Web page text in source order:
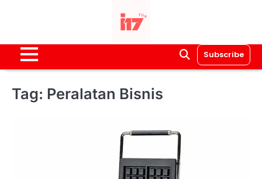
Subscribe
Tag: Peralatan Bisnis